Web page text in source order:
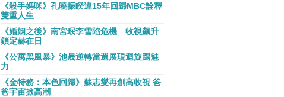
《殺手媽咪》孔曉振睽違15年回歸MBC詮釋
雙重人生
《婚姻之後》南宮珉李雪陷危機 收視飆升
鎖定赫在日
《公寓黑風暴》池晟逆轉當選展現迴旋踢魅
力
《金特務：本色回歸》蘇志燮再創高收視 爸
爸宇宙掀高潮